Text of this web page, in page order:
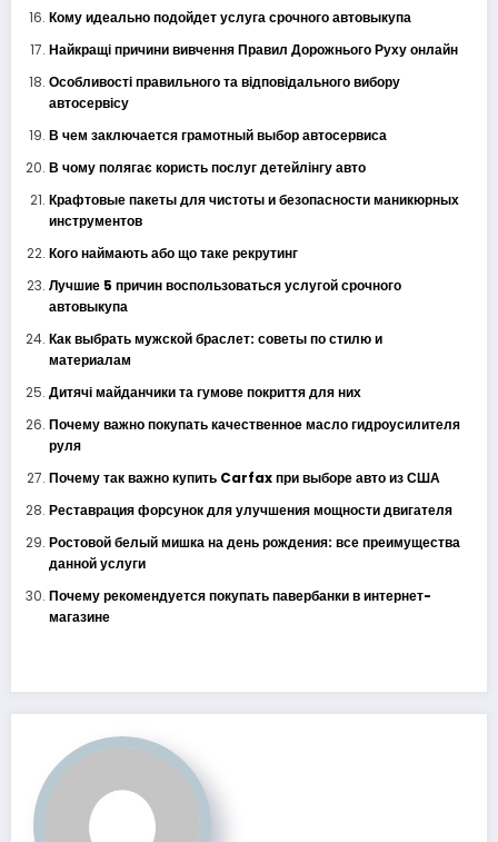
Кому идеально подойдет услуга срочного автовыкупа
Найкращі причини вивчення Правил Дорожнього Руху онлайн
Особливості правильного та відповідального вибору
автосервісу
В чем заключается грамотный выбор автосервиса
В чому полягає користь послуг детейлінгу авто
Крафтовые пакеты для чистоты и безопасности маникюрных
инструментов
Кого наймають або що таке рекрутинг
Лучшие 5 причин воспользоваться услугой срочного
автовыкупа
Как выбрать мужской браслет: советы по стилю и
материалам
Дитячі майданчики та гумове покриття для них
Почему важно покупать качественное масло гидроусилителя
руля
Почему так важно купить Carfax при выборе авто из США
Реставрация форсунок для улучшения мощности двигателя
Ростовой белый мишка на день рождения: все преимущества
данной услуги
Почему рекомендуется покупать павербанки в интернет-
магазине